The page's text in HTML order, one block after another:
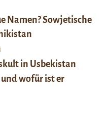
Namen? Sowjetische
in Usbekistan
wofür ist er